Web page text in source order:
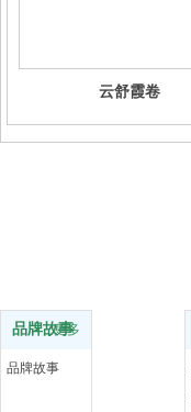
云舒霞卷
品牌故事
更多
品牌故事